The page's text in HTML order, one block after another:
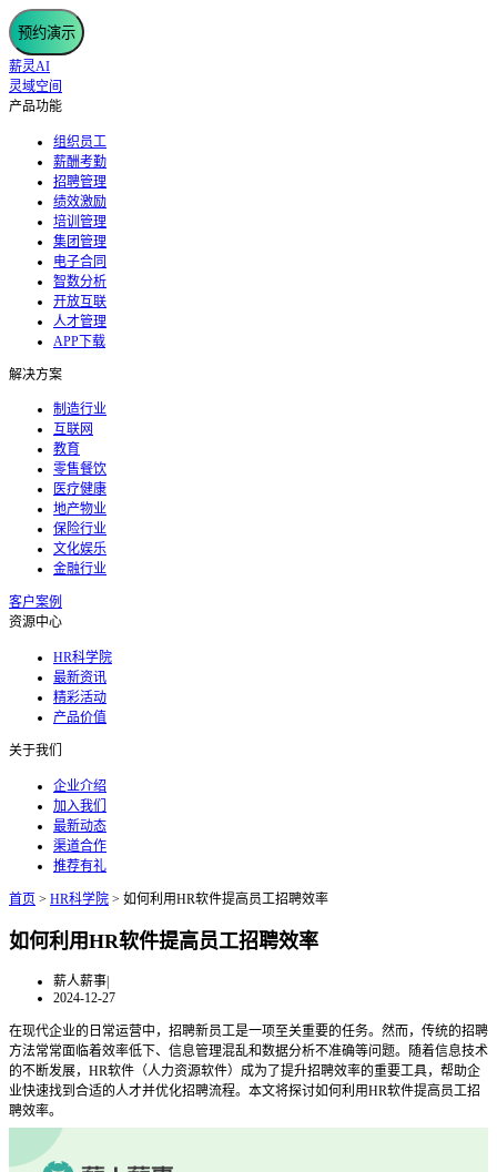
预约演示
薪灵AI
灵域空间
产品功能
组织员工
薪酬考勤
招聘管理
绩效激励
培训管理
集团管理
电子合同
智数分析
开放互联
人才管理
APP下载
解决方案
制造行业
互联网
教育
零售餐饮
医疗健康
地产物业
保险行业
文化娱乐
金融行业
客户案例
资源中心
HR科学院
最新资讯
精彩活动
产品价值
关于我们
企业介绍
加入我们
最新动态
渠道合作
推荐有礼
首页 > HR科学院 > 如何利用HR软件提高员工招聘效率
如何利用HR软件提高员工招聘效率
薪人薪事|
2024-12-27
在现代企业的日常运营中，招聘新员工是一项至关重要的任务。然而，传统的招聘
方法常常面临着效率低下、信息管理混乱和数据分析不准确等问题。随着信息技术
的不断发展， HR软件（人力资源软件）成为了提升招聘效率的重要工具，帮助企
业快速找到合适的人才并优化招聘流程。本文将探讨如何利用HR软件提高员工招
聘效率。